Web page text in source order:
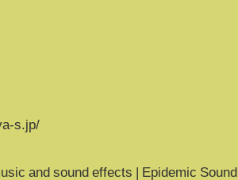
s.jp/
and sound effects | Epidemic Sound